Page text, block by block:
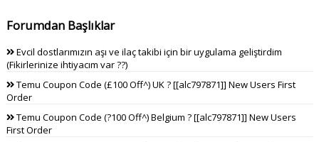
Forumdan Başlıklar
Evcil dostlarımızın aşı ve ilaç takibi için bir uygulama geliştirdim
(Fikirlerinize ihtiyacım var ??)
Temu Coupon Code (£100 Off^) UK ? [[alc797871]] New Users First
Order
Temu Coupon Code (?100 Off^) Belgium ? [[alc797871]] New Users
First Order